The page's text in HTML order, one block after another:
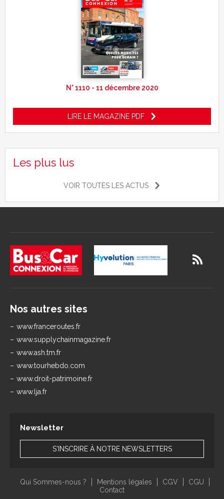
N° 1110 - 11 décembre 2020
LIRE LE MAGAZINE PDF
Les plus lus
VOIR TOUTES LES ACTUS
Nos autres sites
www.franceroutes.fr
www.supplychainmagazine.fr
www.ash.tm.fr
www.tourhebdo.com
www.droit-patrimoine.fr
www.lja.fr
Newsletter
S'INSCRIRE À NOTRE NEWSLETTERS
Qui Sommes-nous ? Mentions légales CGV
CGU
Contact